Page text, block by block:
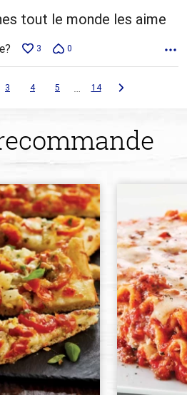
tout le monde les aime
3 0
3 4 5 … 14